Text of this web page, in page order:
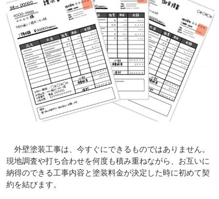
外壁塗装工事は、今すぐにできるものではありません。
現地調査や打ち合わせを何度も積み重ねながら、お互いに
納得のできる工事内容と塗装料金が決定した時に初めて契
約を結びます。